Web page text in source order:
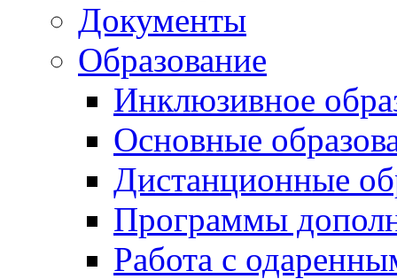
Документы
Образование
Инклюзивное
Основные
Дистанционные
Программы
Работа с